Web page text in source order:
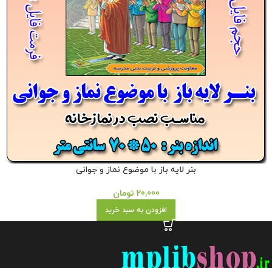
بنر لایه باز با موضوع نماز و جوانی
20,000 تومان
افزودن به سبد خرید